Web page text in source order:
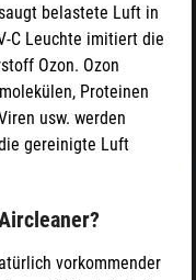
belastete Luft in
C Leuchte imitiert die
Ozon. Ozon
Proteinen
usw. werden
gereinigte Luft
vorkommender